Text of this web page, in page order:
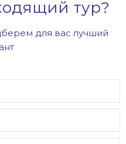
тур?
для вас лучший